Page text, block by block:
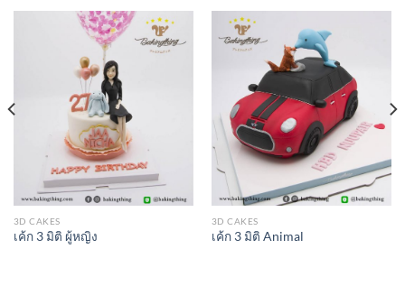
3D CAKES
เค้ก 3 มิติ ผู้หญิง
3D CAKES
เค้ก 3 มิติ Animal